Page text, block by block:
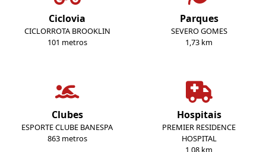
Ciclovia
CICLORROTA BROOKLIN
101 metros
Parques
SEVERO GOMES
1,73 km
Clubes
ESPORTE CLUBE BANESPA
863 metros
Hospitais
PREMIER RESIDENCE
HOSPITAL
1,08 km